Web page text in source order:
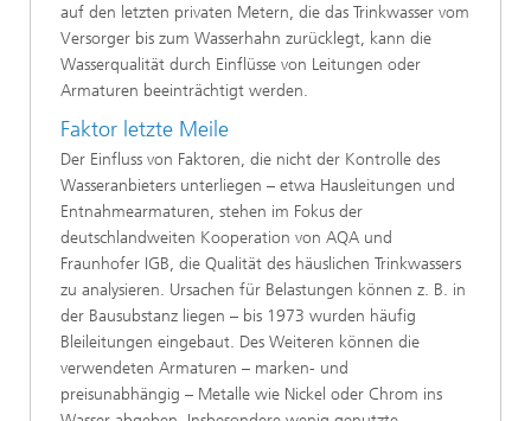
auf den letzten privaten Metern, die das Trinkwasser vom
Versorger bis zum Wasserhahn zurücklegt, kann die
Wasserqualität durch Einflüsse von Leitungen oder
Armaturen beeinträchtigt werden.
Faktor letzte Meile
Der Einfluss von Faktoren, die nicht der Kontrolle des
Wasseranbieters unterliegen – etwa Hausleitungen und
Entnahmearmaturen, stehen im Fokus der
deutschlandweiten Kooperation von AQA und
Fraunhofer IGB, die Qualität des häuslichen Trinkwassers
zu analysieren. Ursachen für Belastungen können z. B. in
der Bausubstanz liegen – bis 1973 wurden häufig
Bleileitungen eingebaut. Des Weiteren können die
verwendeten Armaturen – marken- und
preisunabhängig – Metalle wie Nickel oder Chrom ins